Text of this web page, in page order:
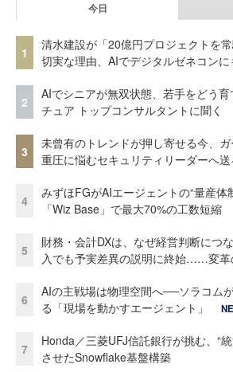
今日
1
清水建設が「20億円プロジェクトを
切実な理由、AIでデジタルゼネコン
2
AIでシニアが無双状態、若手をどう
チュア トップコンサルタントに聞く
3
未曾有のトレンドが押し寄せる今、
重圧に悩むセキュリティリーダーへ
4
みずほFGがAIエージェントの“量産
「Wiz Base」で最大70%の工数短縮
5
財務・会計DXは、なぜ経営判断に
入でも予実差異の説明に終始……変革
6
AIの主戦場は物理空間へ──ソラコム
る「現場を動かすエージェント」
7
Honda／三菱UFJ信託銀行が挑む、“
させたSnowflake基盤構築